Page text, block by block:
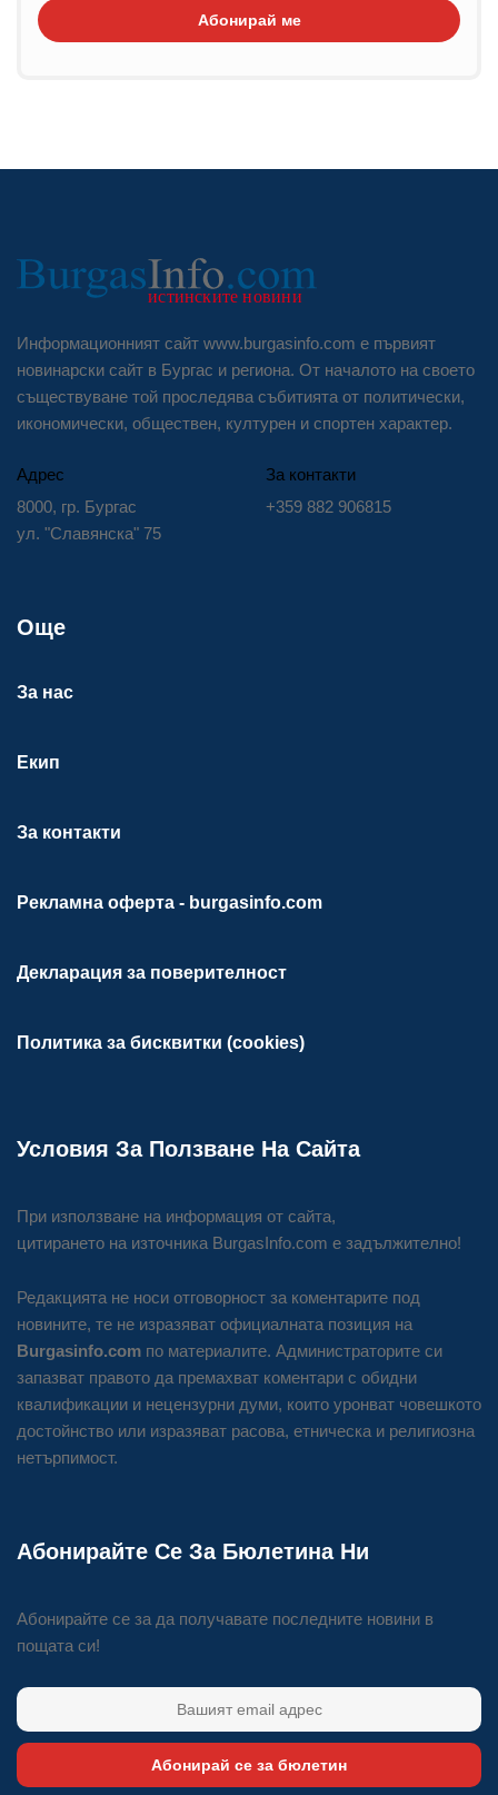
Абонирай ме
Информационният сайт www.burgasinfo.com е първият
новинарски сайт в Бургас и региона. От началото на своето
съществуване той проследява събитията от политически,
икономически, обществен, културен и спортен характер.
Адрес
8000, гр. Бургас
ул. "Славянска" 75
За контакти
+359 882 906815
Още
За нас
Екип
За контакти
Рекламна оферта - burgasinfo.com
Декларация за поверителност
Политика за бисквитки (cookies)
Условия За Ползване На Сайта
При използване на информация от сайта,
цитирането на източника BurgasInfo.com е задължително!
Редакцията не носи отговорност за коментарите под
новините, те не изразяват официалната позиция на
Burgasinfo.com по материалите. Администраторите си
запазват правото да премахват коментари с обидни
квалификации и нецензурни думи, които уронват човешкото
достойнство или изразяват расова, етническа и религиозна
нетърпимост.
Абонирайте Се За Бюлетина Ни
Абонирайте се за да получавате последните новини в
пощата си!
Абонирай се за бюлетин